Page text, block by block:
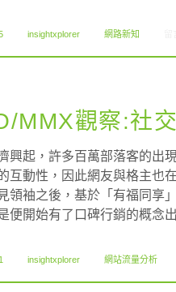
insightxplorer 網路新知
MMX觀察:社
興起，許多百萬部落客的出
互動性，因此網友與格主也
領袖之後，基於「有福同享
便開始有了口碑行銷的概念
insightxplorer 網站流量分析